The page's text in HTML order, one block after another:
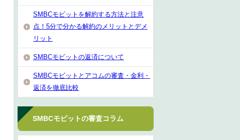
SMBCモビットを解約する方法と注意
点！5分で分かる解約のメリットとデメ
リット
SMBCモビットの返済について
SMBCモビットとアコムの審査・金利・
返済を徹底比較
SMBCモビットの審査コラム